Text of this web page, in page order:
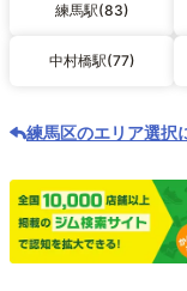
練馬駅(83)
中村橋駅(77)
練馬区のエリア選択